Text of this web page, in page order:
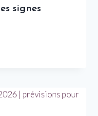
signes